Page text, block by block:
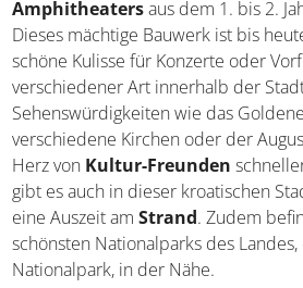
Pula ist vor allem aufgrund des
Amphitheatersaus dem 1. bis 2.
Dieses mächtige Bauwerk ist bis
schöne Kulisse für Konzerte oder
verschiedener Art innerhalb der
Sehenswürdigkeiten wie das
Pula, verschiedene Kirchen oder der
lassen das Herz vonKultur-
schlagen. Wie in Split gibt es auch in
Stadt Gelegenheiten für eine
befindet sich einer der schönsten